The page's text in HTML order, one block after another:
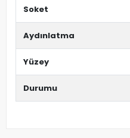
Soket
Aydınlatma
Yüzey
Durumu